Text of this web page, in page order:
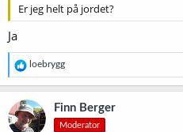
Er jeg helt på jordet?
Ja
R
e
a
k
s
j
loebrygg
Finn Berger
Moderator